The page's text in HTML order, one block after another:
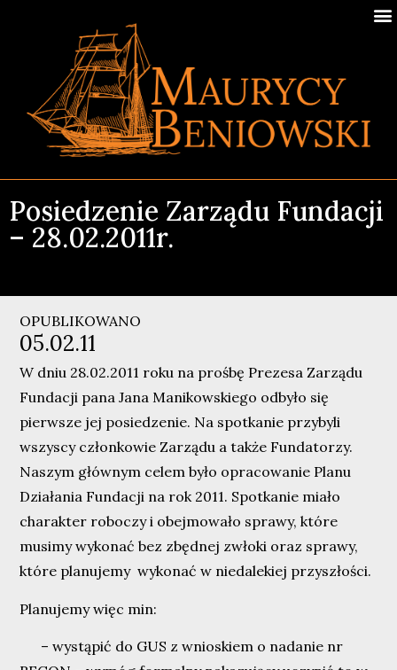
Posiedzenie Zarządu Fundacji
– 28.02.2011r.
OPUBLIKOWANO
05.02.11
W dniu 28.02.2011 roku na prośbę Prezesa Zarządu
Fundacji pana Jana Manikowskiego odbyło się
pierwsze jej posiedzenie. Na spotkanie przybyli
wszyscy członkowie Zarządu a także Fundatorzy.
Naszym głównym celem było opracowanie Planu
Działania Fundacji na rok 2011. Spotkanie miało
charakter roboczy i obejmowało sprawy, które
musimy wykonać bez zbędnej zwłoki oraz sprawy,
które planujemy wykonać w niedalekiej przyszłości.
Planujemy więc min:
– wystąpić do GUS z wnioskiem o nadanie nr